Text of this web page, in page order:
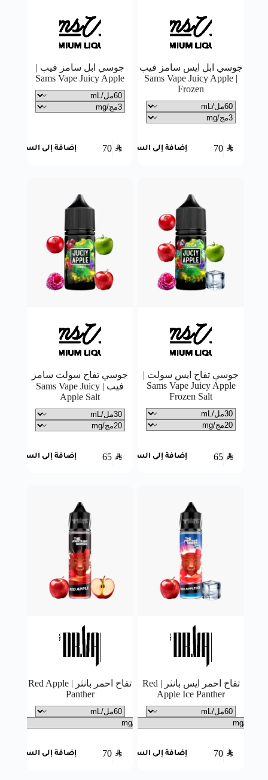
جوسي ابل ايس سامز فيب
| Sams Vape Juicy Apple
Frozen
70 SAR إضافة إلى السلة
جوسي ابل سامز فيب |
Sams Vape Juicy Apple
70 SAR إضافة إلى السلة
جوسي تفاح ايس سولت |
Sams Vape Juicy Apple
Frozen Salt
65 SAR إضافة إلى السلة
جوسي تفاح سولت سامز
فيب | Sams Vape Juicy
Apple Salt
65 SAR إضافة إلى السلة
تفاح احمر ايس بانثر | Red
Apple Ice Panther
70 SAR إضافة إلى السلة
تفاح احمر بانثر | Red Apple
Panther
70 SAR إضافة إلى السلة